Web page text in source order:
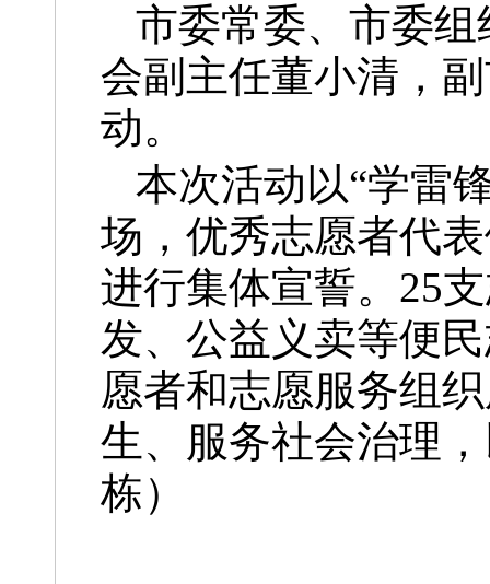
市委常委、市委
会副主任董小清，
动。
本次活动以“学雷
场，优秀志愿者代
进行集体宣誓。25
发、公益义卖等便
愿者和志愿服务组
生、服务社会治理
栋）